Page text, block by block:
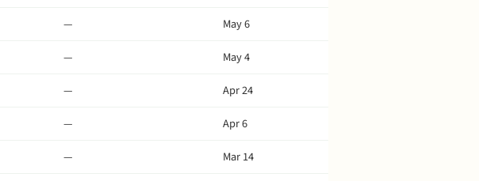
—
May 6
—
May 4
—
Apr 24
—
Apr 6
—
Mar 14